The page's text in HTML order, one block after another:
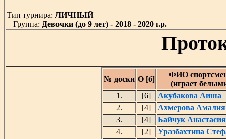
Тип турнира: ЛИЧНЫЙ
Группа: Девочки (до 9 лет) - 2018 - 2020 г.р.
№ доски О [б]
ФИО
(играет
1.
[6]
Акубакова Аиша
2.
[4]
Ахмерова Амалия
3.
[4]
Байчук Анастасия
4.
[2]
Уразбахтина